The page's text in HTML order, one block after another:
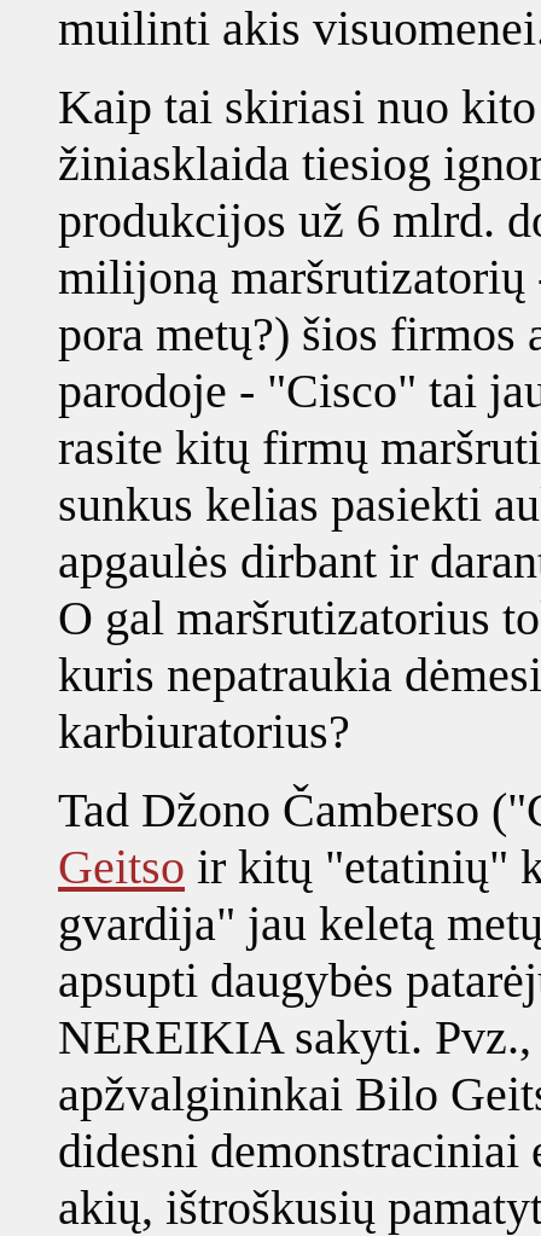
muilinti akis
Kaip tai skiriasi nuo
žiniasklaida tiesiog
produkcijos už 6 mlrd.
milijoną maršrutizatorių
pora metų?) šios firmos
parodoje - "Cisco" tai
rasite kitų firmų
sunkus kelias pasiekti
apgaulės dirbant ir
O gal maršrutizatorius
kuris nepatraukia
karbiuratorius?
Tad Džono Čamberso
Geitso ir kitų "etatinių"
gvardija" jau keletą
apsupti daugybės
NEREIKIA sakyti. Pvz.,
apžvalgininkai Bilo
didesni demonstraciniai
akių, ištroškusių